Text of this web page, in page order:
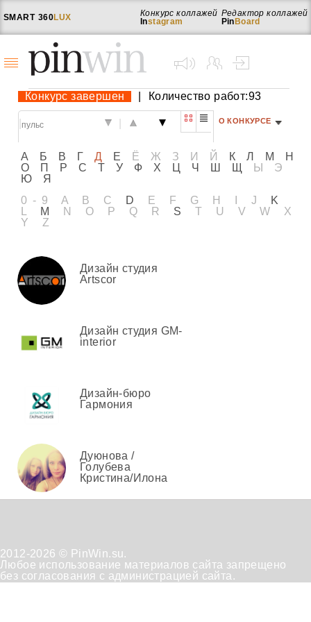
SMART 360LUX
Редактор коллажей
Pin Board
Конкурс коллажей
Instagram
Конкурс завершен Количество работ:93
О КОНКУРСЕ
А Б В Г Д Е Ё Ж З И Й К Л М
Н
О
П Р С Т У Ф Х Ц Ч Ш Щ Ы Э
Ю
Я
0-9
A B C D E F G H J
K
M N O P Q R S T U V W
X
Y
Z
Дизайн студия
Artscor
Дизайн студия GM-
interior
Дизайн-бюро
Гармония
Дуюнова /
Голубева
Кристина/Илона
2012-2026 © PinWin.su.
Любое использование материалов сайта запрещено
без согласования с администрацией сайта.